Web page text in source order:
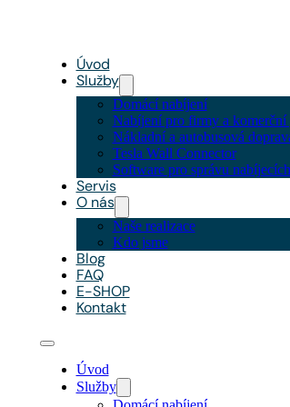
Úvod
Služby
Domácí nabíjení
Nabíjení pro firmy a komerční
Nákladní a autobusová
Tesla Wall Connector
Software pro správu
Servis
O nás
Naše realizace
Kdo jsme
Blog
FAQ
E-SHOP
Kontakt
Úvod
Služby